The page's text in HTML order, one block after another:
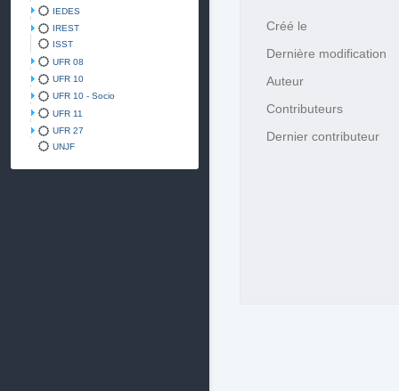
IEDES
IREST
ISST
UFR 08
UFR 10
UFR 10 - Socio
UFR 11
UFR 27
UNJF
Créé le
Dernière modification
Auteur
Contributeurs
Dernier contributeur